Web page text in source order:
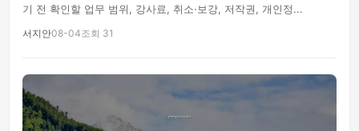
기 전 확인할 업무 범위, 강사료, 취소·보강, 저작권, 개인정...
서지안08-04조회 31